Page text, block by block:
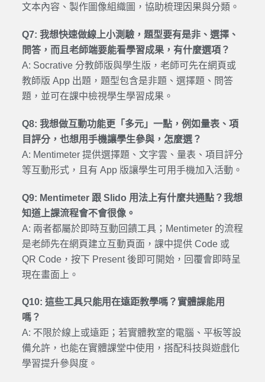
文本內容、製作圖像組織圖，協助梳理因果與分類。
Q7: 我想快速做線上小測驗，題型要有是非、選擇、
問答，而且老師端要能看學習成果，有什麼選項？
A: Socrative 分教師版與學生版，老師可先在網頁或
教師版 App 出題，題型包含是非題、選擇題、問答
題，並可在課中檢視學生學習成果。
Q8: 我想做互動功能更「多元」一點，例如量表、項
目評分，也想用手機讓學生參與，怎麼選？
A: Mentimeter 提供選擇題、文字雲、量表、項目評分
等互動形式，且有 App 版讓學生可用手機加入活動。
Q9: Mentimeter 跟 Slido 用法上有什麼共通點？我想
知道上課流程會不會很像。
A: 兩者都屬於即時互動回饋工具；Mentimeter 的流程
是老師先在網頁建立互動頁面，課中提供 Code 或
QR Code，按下 Present 後即可開始，回覆會即時呈
現在畫面上。
Q10: 這些工具只能用在遠距教學嗎？實體課能用
嗎？
A: 不限於線上或遠距；若實體教室的電腦、平板等設
備允許，也能在實體課堂中使用，搭配科技與遊戲化
學習提升參與度。